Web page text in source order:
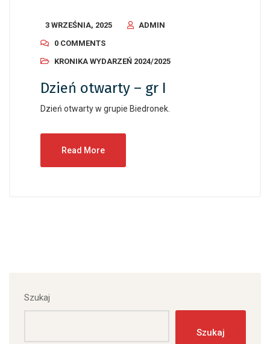
3 WRZEŚNIA, 2025
ADMIN
0 COMMENTS
KRONIKA WYDARZEŃ 2024/2025
Dzień otwarty – gr I
Dzień otwarty w grupie Biedronek.
Read More
Szukaj
Szukaj